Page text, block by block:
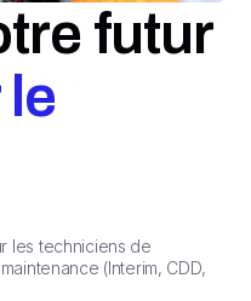
futur
les techniciens de
(Interim, CDD,